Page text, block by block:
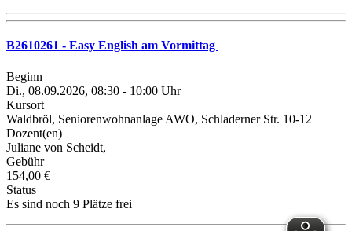
B2610261 - Easy English am Vormittag
Beginn
Di., 08.09.2026, 08:30 - 10:00 Uhr
Kursort
Waldbröl, Seniorenwohnanlage AWO, Schladerner Str. 10-12
Dozent(en)
Juliane von Scheidt,
Gebühr
154,00 €
Status
Es sind noch 9 Plätze frei